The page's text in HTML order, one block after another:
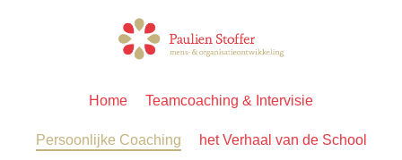
Home Teamcoaching & Intervisie
Persoonlijke Coaching het Verhaal van de School